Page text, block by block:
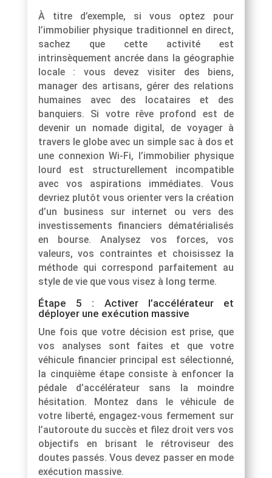
À titre d’exemple, si vous optez pour
l’immobilier physique traditionnel en direct,
sachez que cette activité est
intrinsèquement ancrée dans la géographie
locale : vous devez visiter des biens,
manager des artisans, gérer des relations
humaines avec des locataires et des
banquiers. Si votre rêve profond est de
devenir un nomade digital, de voyager à
travers le globe avec un simple sac à dos et
une connexion Wi-Fi, l’immobilier physique
lourd est structurellement incompatible
avec vos aspirations immédiates. Vous
devriez plutôt vous orienter vers la création
d’un business sur internet ou vers des
investissements financiers dématérialisés
en bourse. Analysez vos forces, vos
valeurs, vos contraintes et choisissez la
méthode qui correspond parfaitement au
style de vie que vous visez à long terme.
Étape 5 : Activer l’accélérateur et
déployer une exécution massive
Une fois que votre décision est prise, que
vos analyses sont faites et que votre
véhicule financier principal est sélectionné,
la cinquième étape consiste à enfoncer la
pédale d’accélérateur sans la moindre
hésitation. Montez dans le véhicule de
votre liberté, engagez-vous fermement sur
l’autoroute du succès et filez droit vers vos
objectifs en brisant le rétroviseur des
doutes passés. Vous devez passer en mode
exécution massive.